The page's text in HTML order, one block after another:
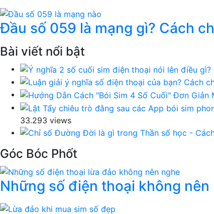
Đầu số 059 là mạng gì? Cách
Bài viết nổi bật
33.293 views
Góc Bóc Phốt
Những số điện thoại không